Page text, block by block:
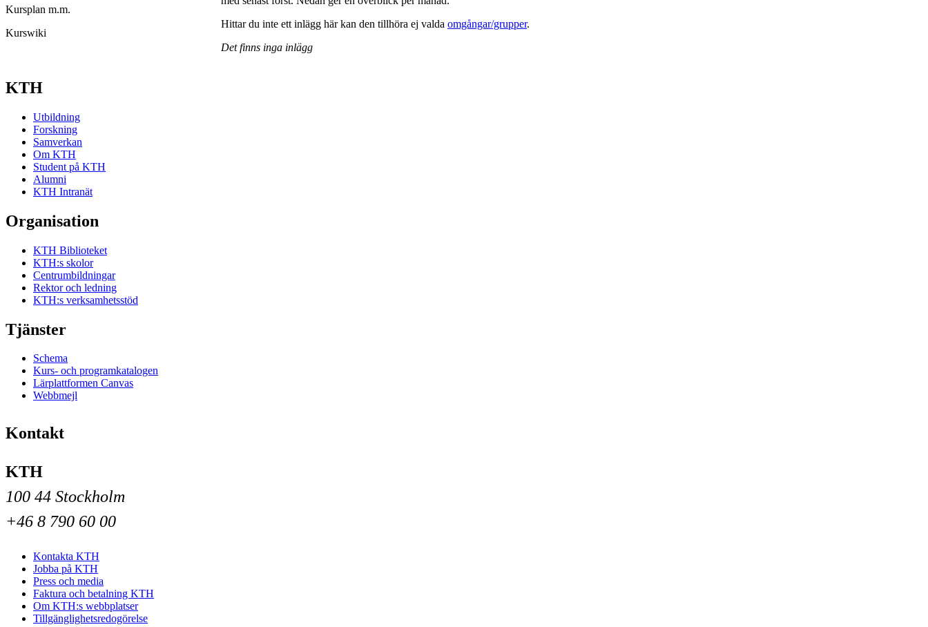
Hittar du inte ett inlägg här kan den tillhöra ej valda omgångar/grupper.
Det finns inga inlägg
Kursplan m.m.
Kurswiki
KTH
Utbildning
Forskning
Samverkan
Om KTH
Student på KTH
Alumni
KTH Intranät
Organisation
KTH Biblioteket
KTH:s skolor
Centrumbildningar
Rektor och ledning
KTH:s verksamhetsstöd
Tjänster
Schema
Kurs- och programkatalogen
Lärplattformen Canvas
Webbmejl
Kontakt
KTH
100 44 Stockholm
+46 8 790 60 00
Kontakta KTH
Jobba på KTH
Press och media
Faktura och betalning KTH
Om KTH:s webbplatser
Tillgänglighetsredogörelse